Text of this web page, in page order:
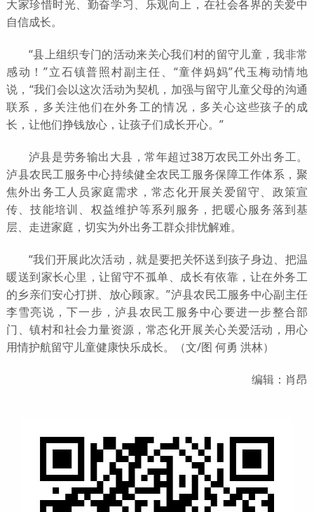
大家珍惜时光、勤奋学习、乐观向上，在社会各界的关爱中
自信成长。
“县上组织专门的活动来关心我们村的留守儿童，我非常
感动！”立石镇普照村副主任、“童伴妈妈”代玉梅动情地
说，“我们会以这次活动为契机，加强与留守儿童父母的沟通
联系，多关注他们在外务工的情况，多关心这些孩子的成
长，让他们挣钱放心，让孩子们成长开心。”
泸县是劳务输出大县，常年超过38万农民工外出务工。
泸县农民工服务中心持续健全农民工服务保障工作体系，聚
焦外出务工人员家庭需求，常态化开展关爱留守、政策宣
传、技能培训、权益维护等系列服务，把暖心服务落到基
层、走进家庭，切实为外出务工群众排忧解难。
“我们开展此次活动，就是要把关怀送到孩子身边、把温
暖送到家长心里，让留守不孤单、成长有依靠，让在外务工
的乡亲们安心打拼、放心顾家。”泸县农民工服务中心副主任
李雪亮说，下一步，泸县农民工服务中心要进一步整合部
门、镇村和社会力量资源，常态化开展关心关爱活动，用心
用情护航留守儿童健康快乐成长。（文/图 何勇 洪林）
编辑：肖昂